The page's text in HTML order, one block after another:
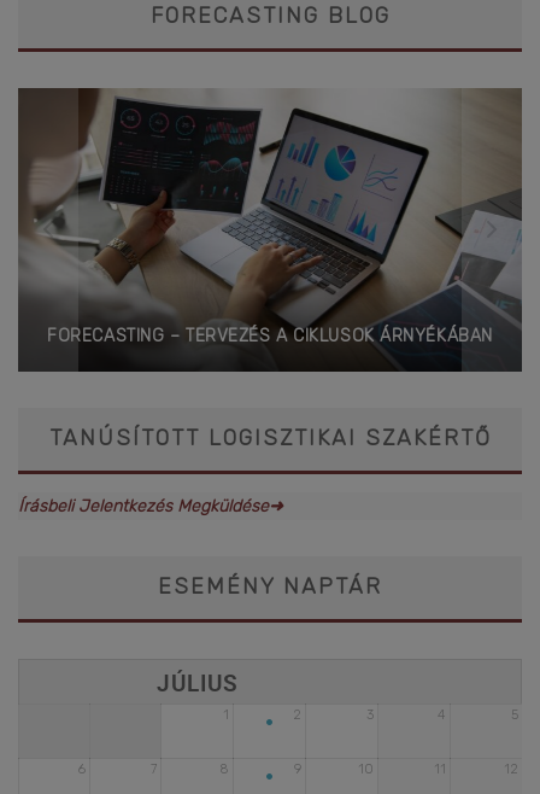
FORECASTING BLOG
FORECASTING – TERVEZÉS A CIKLUSOK ÁRNYÉKÁBAN
TANÚSÍTOTT LOGISZTIKAI SZAKÉRTŐ
Írásbeli Jelentkezés Megküldése➜
ESEMÉNY NAPTÁR
1 2
• 3 4 5
6 7 8 9
• 10 11 12